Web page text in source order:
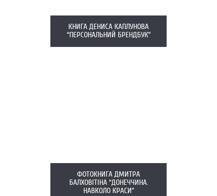
КНИГА ДЕНИСА КАПЛУНОВА
“ПЕРСОНАЛЬНИЙ БРЕНДБУК”
ФОТОКНИГА ДМИТРА
БАЛХОВІТІНА “ДОНЕЧЧИНА.
НАВКОЛО КРАСИ”